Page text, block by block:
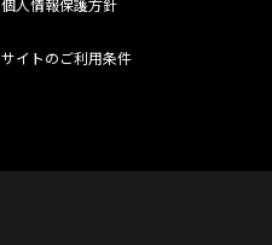
サイトのご利用条件